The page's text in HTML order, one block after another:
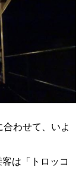
わせて、いよ
は「トロッコ